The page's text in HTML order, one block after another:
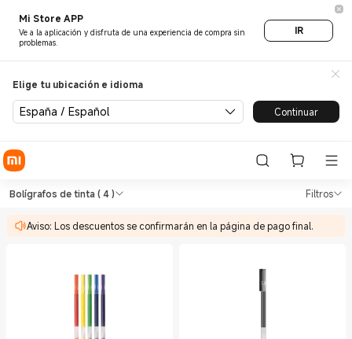
Mi Store APP
Ve a la aplicación y disfruta de una experiencia de compra sin
problemas.
IR
Elige tu ubicación e idioma
España / Español Continuar
Shop Oficina Bolígrafos de
Bolígrafos de tinta ( 4 ) Filtros
Aviso: Los descuentos se confirmarán en la página de pago final.
Shop Oficina Bolígrafos de tinta in